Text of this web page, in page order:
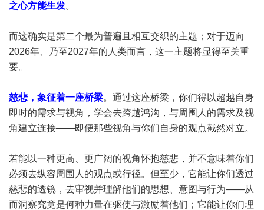
之心方能生发。
而这确实是第二个最为普遍且相互交织的主题；对于迈向
2026年、乃至2027年的人类而言，这一主题将显得至关重
要。
慈悲，象征着一座桥梁。通过这座桥梁，你们得以超越自身
即时的需求与视角，学会去跨越鸿沟，与周围人的需求及视
角建立连接——即便那些视角与你们自身的观点截然对立。
若能以一种更高、更广阔的视角怀抱慈悲，并不意味着你们
必须去纵容周围人的观点或行径。但至少，它能让你们透过
慈悲的透镜，去审视并理解他们的思想、意图与行为——从
而洞察究竟是何种力量在驱使与激励着他们；它能让你们理